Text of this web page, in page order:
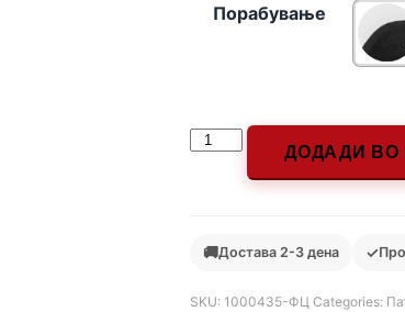
Порабување
ДОДАДИ ВО
🚚Достава 2-3 дена ✓
SKU: 1000435-ФЦ Categories: